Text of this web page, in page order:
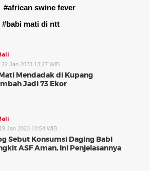
#african swine fever
#babi mati di ntt
22 Jan 2023 13:27 WIB
Mendadak di Kupang
Jadi 73 Ekor
Jan 2023 10:54 WIB
Sebut Konsumsi Daging Babi
ASF Aman, Ini Penjelasannya